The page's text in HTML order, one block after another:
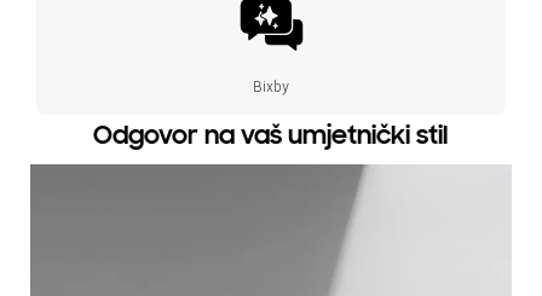
Bixby
Odgovor na vaš umjetnički stil